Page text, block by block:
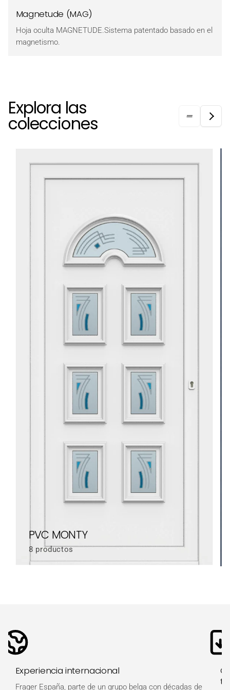
Magnetude (MAG)
Hoja oculta MAGNETUDE.Sistema patentado basado en el
magnetismo.
Explora las
colecciones
PVC MONTY
8 productos
Experiencia internacional
Frager España, parte de un grupo belga con décadas de